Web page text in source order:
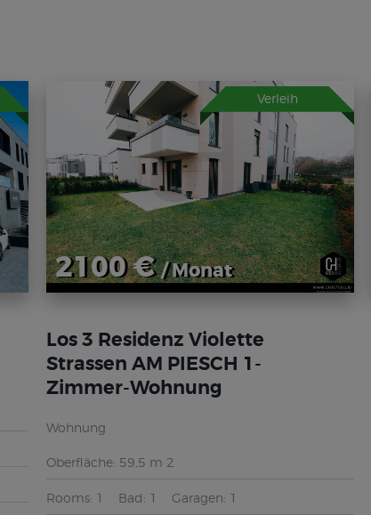
Verleih
2100 €/ Monat
Los 3 Residenz Violette
Strassen AM PIESCH 1-
Zimmer-Wohnung
Wohnung
Oberfläche: 59,5 m 2
Rooms: 1 Bad: 1 Garagen: 1